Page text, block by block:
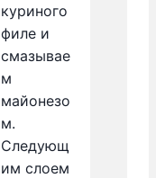
куриного
филе и
смазывае
м
майонезо
м.
Следующ
им слоем